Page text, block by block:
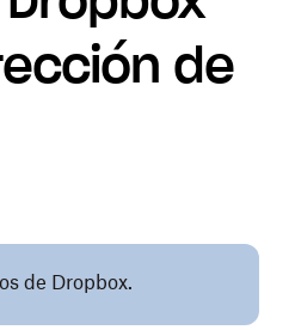
de
de Dropbox.